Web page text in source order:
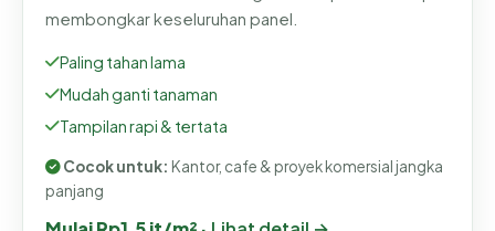
membongkar keseluruhan panel.
Paling tahan lama
Mudah ganti tanaman
Tampilan rapi & tertata
Cocok untuk: Kantor, cafe & proyek komersial jangka
panjang